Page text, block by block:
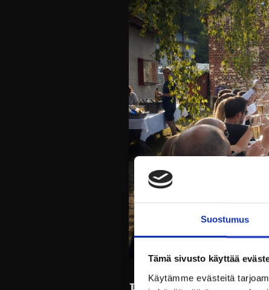
Suostumus
Tämä sivusto käyttää
Käytämme evästeitä